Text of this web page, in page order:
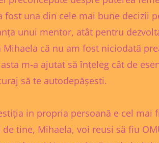
fost una din cele mai bune decizii
unui mentor, atât pentru
Mihaela că nu am fost niciodată
m-a ajutat să înțeleg cât de
să te autodepășesti.
in propria persoană e cel
tine, Mihaela, voi reusi să fiu